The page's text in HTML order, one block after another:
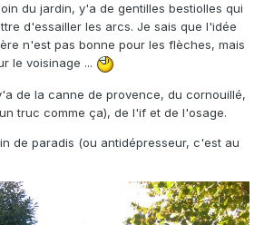
du jardin, y'a de gentilles bestiolles qui
d'essailler les arcs. Je sais que l'idée
n'est pas bonne pour les flèches, mais
le voisinage ...
de la canne de provence, du cornouillé,
truc comme ça), de l'if et de l'osage.
de paradis (ou antidépresseur, c'est au